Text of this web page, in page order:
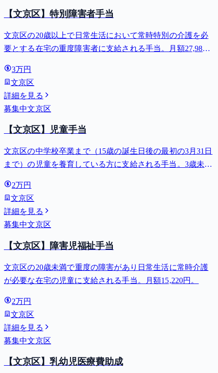
【文京区】特別障害者手当
文京区の20歳以上で日常生活において常時特別の介護を必
要とする在宅の重度障害者に支給される手当。月額27,980
3万円
文京区
詳細を見る
募集中文京区
【文京区】児童手当
文京区の中学校卒業まで（15歳の誕生日後の最初の3月31日
まで）の児童を養育している方に支給される手当。3歳未満
子以降は15,000円）、中学生は月額10,000円。
2万円
文京区
詳細を見る
募集中文京区
【文京区】障害児福祉手当
文京区の20歳未満で重度の障害があり日常生活に常時介護
が必要な在宅の児童に支給される手当。月額15,220円。
2万円
文京区
詳細を見る
募集中文京区
【文京区】乳幼児医療費助成